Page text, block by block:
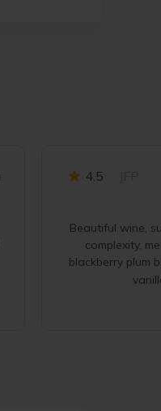
4.5
Beautiful wine,
complexity,
blackberry plum